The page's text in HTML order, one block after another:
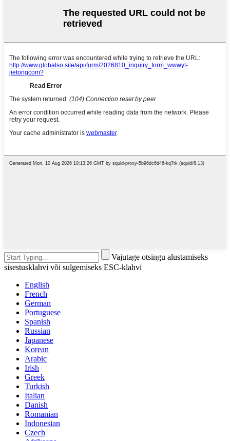
Vajutage otsingu alustamiseks
sisestusklahvi või sulgemiseks ESC-klahvi
English
French
German
Portuguese
Spanish
Russian
Japanese
Korean
Arabic
Irish
Greek
Turkish
Italian
Danish
Romanian
Indonesian
Czech